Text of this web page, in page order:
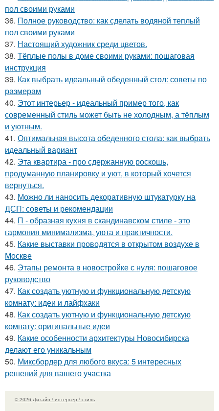
пол своими руками
36. Полное руководство: как сделать водяной теплый
пол своими руками
37. Настоящий художник среди цветов.
38. Тёплые полы в доме своими руками: пошаговая
инструкция
39. Как выбрать идеальный обеденный стол: советы по
размерам
40. Этот интерьер - идеальный пример того, как
современный стиль может быть не холодным, а тёплым
и уютным.
41. Оптимальная высота обеденного стола: как выбрать
идеальный вариант
42. Эта квартира - про сдержанную роскошь,
продуманную планировку и уют, в который хочется
вернуться.
43. Можно ли наносить декоративную штукатурку на
ДСП: советы и рекомендации
44. П - образная кухня в скандинавском стиле - это
гармония минимализма, уюта и практичности.
45. Какие выставки проводятся в открытом воздухе в
Москве
46. Этапы ремонта в новостройке с нуля: пошаговое
руководство
47. Как создать уютную и функциональную детскую
комнату: идеи и лайфхаки
48. Как создать уютную и функциональную детскую
комнату: оригинальные идеи
49. Какие особенности архитектуры Новосибирска
делают его уникальным
50. Миксбордер для любого вкуса: 5 интересных
решений для вашего участка
© 2026 Дизайн / интерьер / стиль